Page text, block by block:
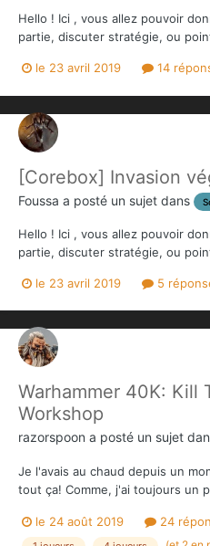
Hello ! Ici , vous allez pouvoir
partie, discuter stratégie, ou
le 23 avril 2019
14
[Corebox] Invasion
Foussa a posté un sujet dans
Hello ! Ici , vous allez pouvoir
partie, discuter stratégie, ou
le 23 avril 2019
5
Warhammer 40K: Kill
Workshop
razorspoon a posté un sujet
Je l'avais au chaud depuis un
tout ça! Comme, j'ai toujours un
mon épreuve du feu pour le jeu
le 24 août 2019 24